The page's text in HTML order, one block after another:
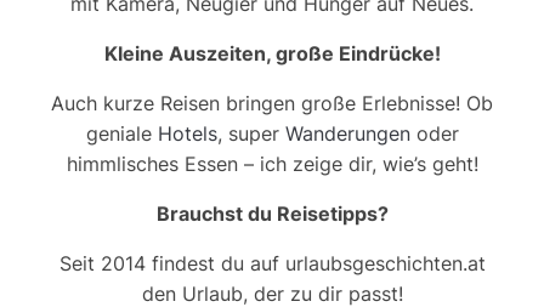
Kleine Auszeiten, große Eindrücke!
Auch kurze Reisen bringen große Erlebnisse! Ob
geniale Hotels, super Wanderungenoder
himmlisches Essen – ich zeige dir, wie’s geht!
Brauchst du Reisetipps?
Seit 2014 findest du auf urlaubsgeschichten.at
den Urlaub, der zu dir passt!